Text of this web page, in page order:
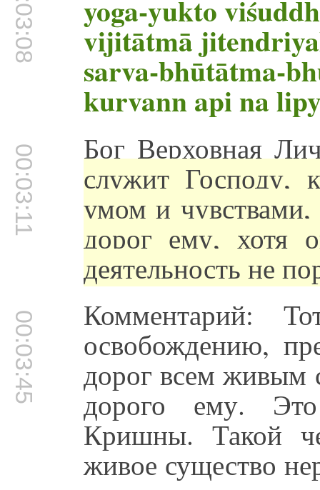
yoga-yukto
vijitātmā
sarva-bhūtātma-
kurvann api na
00:03:11 Бог Верховная
служит Господу,
умом и
дорог ему, хотя
деятельность не
00:03:45 Комментарий:
освобождению,
дорог всем живым
дорого ему. Это
Кришны. Такой
живое существо